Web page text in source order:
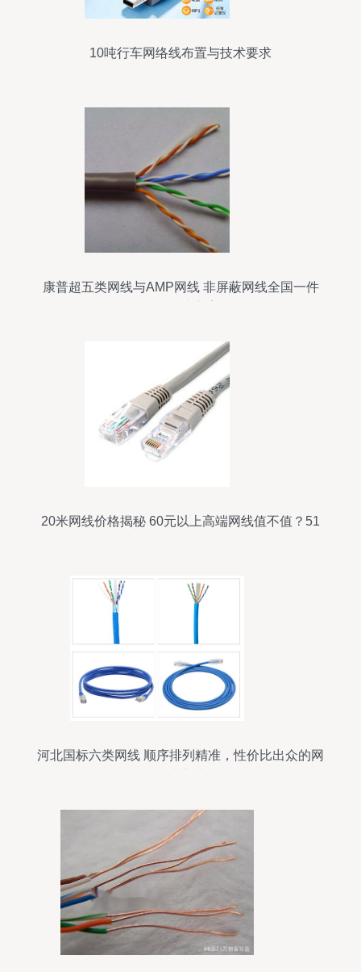
10吨行车网络线布置与技术要求
康普超五类网线与AMP网线 非屏蔽网线全国一件
20米网线价格揭秘 60元以上高端网线值不值？51
河北国标六类网线 顺序排列精准，性价比出众的网